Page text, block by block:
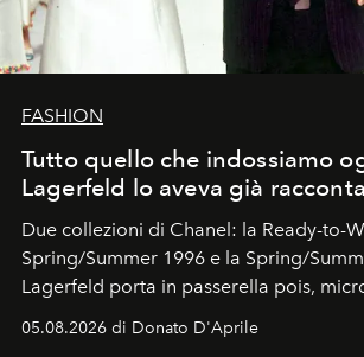
FASHION
Tutto quello che indossiamo
Lagerfeld lo aveva già
Due collezioni di Chanel: la Ready-to-
Spring/Summer 1996 e la Spring/
Lagerfeld porta in passerella pois,
logomania pensata per la spiaggia
Kate, Claudia e Carla una dietro l'altra.
05.08.2026 di Donato D'Aprile